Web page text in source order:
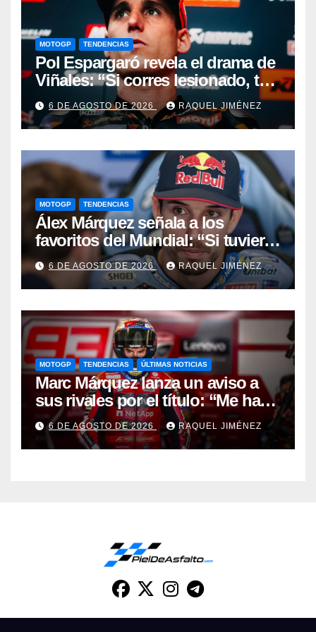
MOTOGP TENDENCIAS
Pol Espargaró revela el drama de
Viñales: “Si corres lesionado, te
juzgan; si no corres,
desapareces”
6 DE AGOSTO DE 2026 RAQUEL JIMÉNEZ
MOTOGP TENDENCIAS
Álex Márquez señala a los
favoritos del Mundial: “Si tuviera
que apostar mi dinero, ya sabéis
por quién sería”
6 DE AGOSTO DE 2026 RAQUEL JIMÉNEZ
MOTOGP TENDENCIAS ÚLTIMAS NOTICIAS
Marc Márquez lanza un aviso a
sus rivales por el título: “Me han
dado una segunda oportunidad”
6 DE AGOSTO DE 2026 RAQUEL JIMÉNEZ